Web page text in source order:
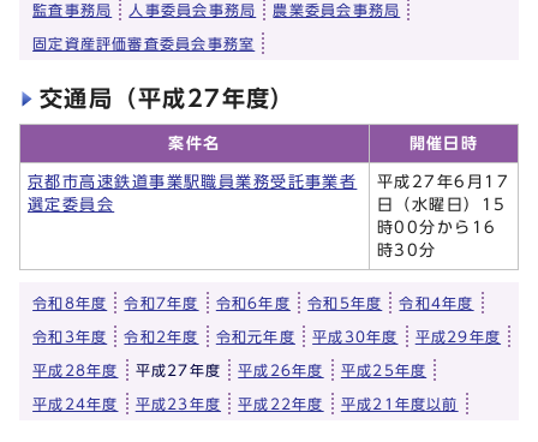
監査事務局 人事委員会事務局 農業委員会事務局
固定資産評価審査委員会事務室
交通局（平成27年度）
案件名 開催日時
京都市高速鉄道事業駅職員業務受託事業者
選定委員会
平成27年6月17
日（水曜日）15
時00分から16
時30分
令和8年度 令和7年度 令和6年度 令和5年度 令和4年度
令和3年度 令和2年度 令和元年度 平成30年度 平成29年度
平成28年度 平成27年度 平成26年度 平成25年度
平成24年度 平成23年度 平成22年度 平成21年度以前